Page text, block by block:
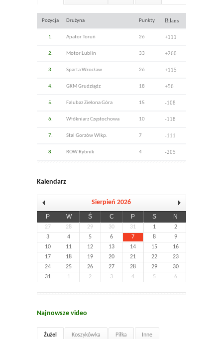
Pozycja Drużyna Punkty Bilans
1. Apator Toruń 26 +111
2. Motor Lublin 33 +260
3. Sparta Wrocław 26 +115
4. GKM Grudziądz 18 +56
5. Falubaz Zielona Góra 15 -108
6. Włókniarz Częstochowa 10 -118
7. Stal Gorzów Wlkp. 7 -111
8. ROW Rybnik 4 -205
Kalendarz
Sierpień 2026
P W Ś C P S N
27 28 29 30 31 1
2
3
4 5 6 7 8
9
10
11 12 13 14 15
16
17
18 19 20 21 22
23
24
25 26 27 28 29
30
31
1 2 3 4 5 6
Najnowsze video
Żużel Koszykówka Piłka Inne